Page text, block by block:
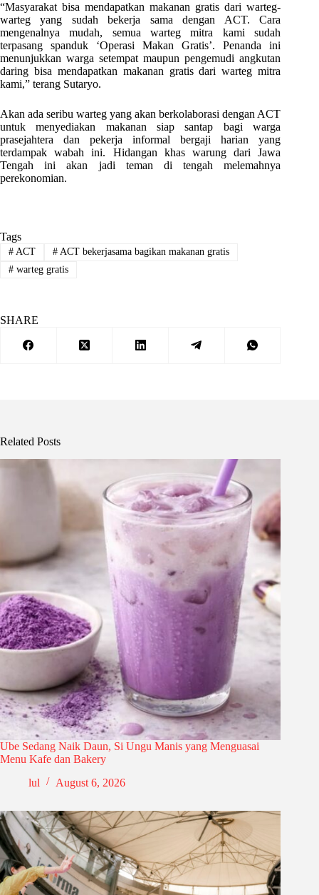
“Masyarakat bisa mendapatkan makanan gratis dari warteg-
warteg yang sudah bekerja sama dengan ACT. Cara
mengenalnya mudah, semua warteg mitra kami sudah
terpasang spanduk ‘Operasi Makan Gratis’. Penanda ini
menunjukkan warga setempat maupun pengemudi angkutan
daring bisa mendapatkan makanan gratis dari warteg mitra
kami,” terang Sutaryo.
Akan ada seribu warteg yang akan berkolaborasi dengan ACT
untuk menyediakan makanan siap santap bagi warga
prasejahtera dan pekerja informal bergaji harian yang
terdampak wabah ini. Hidangan khas warung dari Jawa
Tengah ini akan jadi teman di tengah melemahnya
perekonomian.
Tags
#ACT #ACT bekerjasama bagikan makanan gratis
#warteg gratis
SHARE
Related Posts
Ube Sedang Naik Daun, Si Ungu Manis yang Menguasai
Menu Kafe dan Bakery
lul
August 6, 2026